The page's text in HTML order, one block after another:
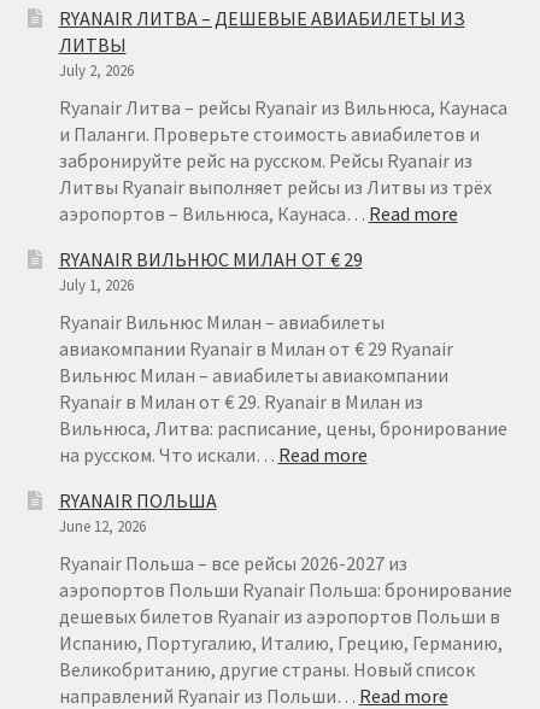
RYANAIR ЛИТВА – ДЕШЕВЫЕ АВИАБИЛЕТЫ ИЗ
ЛИТВЫ
July 2, 2026
Ryanair Литва – рейсы Ryanair из Вильнюса, Каунаса
и Паланги. Проверьте стоимость авиабилетов и
забронируйте рейс на русском. Рейсы Ryanair из
Литвы Ryanair выполняет рейсы из Литвы из трёх
аэропортов – Вильнюса, Каунаса… Read more:
RYANAIR ВИЛЬНЮС МИЛАН ОТ € 29
July 1, 2026
Ryanair Вильнюс Милан – авиабилеты
авиакомпании Ryanair в Милан от € 29 Ryanair
Вильнюс Милан – авиабилеты авиакомпании
Ryanair в Милан от € 29. Ryanair в Милан из
Вильнюса, Литва: расписание, цены, бронирование
на русском. Что искали… Read more:
ОТ
€
29
RYANAIR ПОЛЬША
June 12, 2026
Ryanair Польша – все рейсы 2026-2027 из
аэропортов Польши Ryanair Польша: бронирование
дешевых билетов Ryanair из аэропортов Польши в
Испанию, Португалию, Италию, Грецию, Германию,
Великобританию, другие страны. Новый список
направлений Ryanair из Польши… Read more: